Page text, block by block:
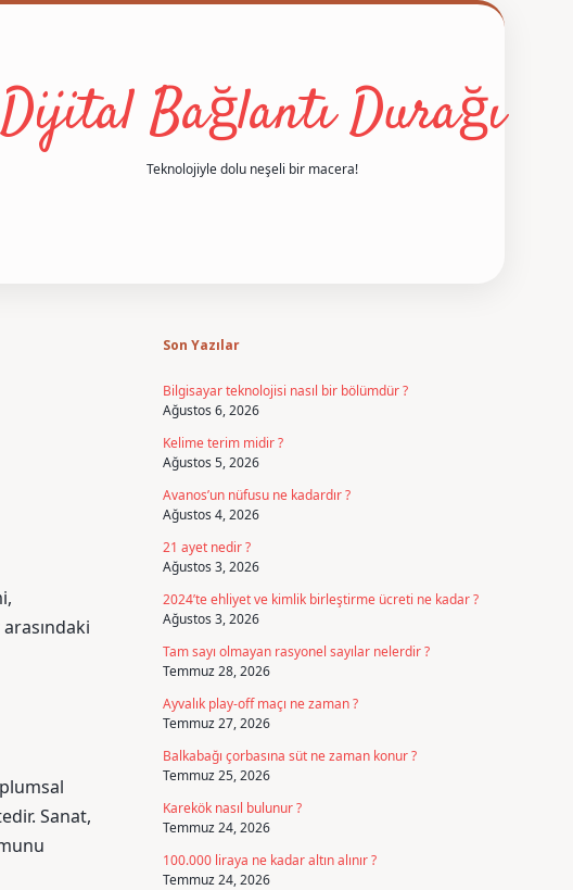
Dijital Bağlantı Durağı
Teknolojiyle dolu neşeli bir macera!
Sanat,
Son Yazılar
Bilgisayar teknolojisi nasıl bir bölümdür ?
Ağustos 6, 2026
Kelime terim midir ?
Ağustos 5, 2026
Avanos’un nüfusu ne kadardır ?
Ağustos 4, 2026
21 ayet nedir ?
Ağustos 3, 2026
2024’te ehliyet ve kimlik birleştirme ücreti ne kadar ?
Ağustos 3, 2026
Tam sayı olmayan rasyonel sayılar nelerdir ?
Temmuz 28, 2026
Ayvalık play-off maçı ne zaman ?
Temmuz 27, 2026
Balkabağı çorbasına süt ne zaman konur ?
Temmuz 25, 2026
Karekök nasıl bulunur ?
Temmuz 24, 2026
100.000 liraya ne kadar altın alınır ?
Temmuz 24, 2026